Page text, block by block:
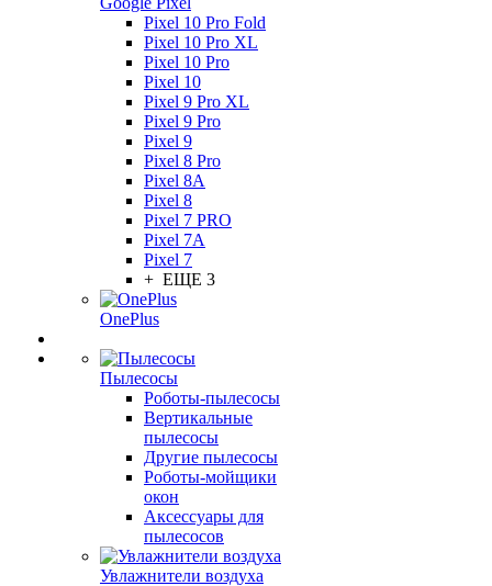
Pixel 10 Pro Fold
Pixel 10 Pro XL
Pixel 10 Pro
Pixel 10
Pixel 9 Pro XL
Pixel 9 Pro
Pixel 9
Pixel 8 Pro
Pixel 8A
Pixel 8
Pixel 7 PRO
Pixel 7A
Pixel 7
+ ЕЩЕ 3
OnePlus
Пылесосы
Роботы-пылесосы
Вертикальные
пылесосы
Другие пылесосы
Роботы-мойщики
окон
Аксессуары для
пылесосов
Увлажнители воздуха